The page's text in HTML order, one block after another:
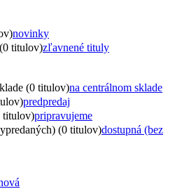
novinky
titulov)zľavnené tituly
(0 titulov)na centrálnom sklade
predpredaj
titulov)pripravujeme
(0 titulov)dostupná (bez